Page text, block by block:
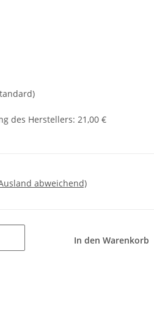
des Herstellers: 21,00 €
abweichend)
In den Warenkorb